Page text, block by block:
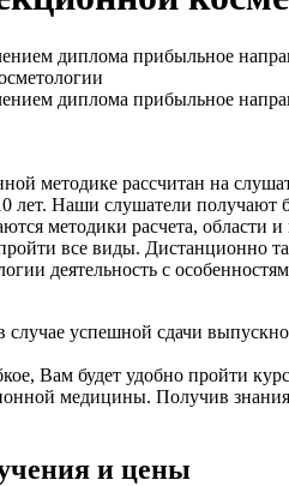
диплома прибыльное
диплома прибыльное
методике рассчитан на
лет. Наши слушатели получают
методики расчета, области
все виды. Дистанционно
деятельность с
успешной сдачи
Вам будет удобно пройти
медицины. Получив
и цены